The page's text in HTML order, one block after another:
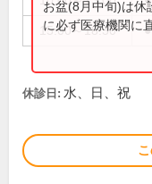
15:00～18:30 ●
お盆(8月中旬)は休
に必ず医療機関に
休診日: 水、日、祝